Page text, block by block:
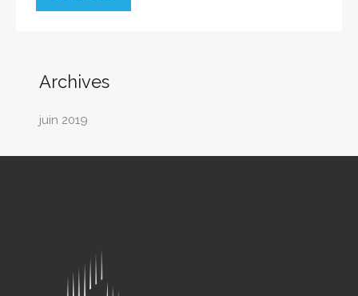
Archives
juin 2019